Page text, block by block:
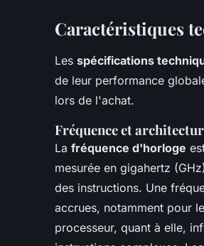
Caractéristiques
Les spécifications
de leur performance
lors de l'achat.
Fréquence et
La fréquence d'horloge
mesurée en gigahertz
des instructions. Une
accrues, notamment pour
processeur, quant à elle,